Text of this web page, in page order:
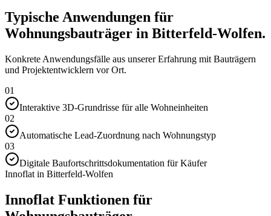
Typische Anwendungen für
Wohnungsbauträger in Bitterfeld-Wolfen.
Konkrete Anwendungsfälle aus unserer Erfahrung mit Bauträgern
und Projektentwicklern vor Ort.
01
Interaktive 3D-Grundrisse für alle Wohneinheiten
02
Automatische Lead-Zuordnung nach Wohnungstyp
03
Digitale Baufortschrittsdokumentation für Käufer
Innoflat in Bitterfeld-Wolfen
Innoflat Funktionen für